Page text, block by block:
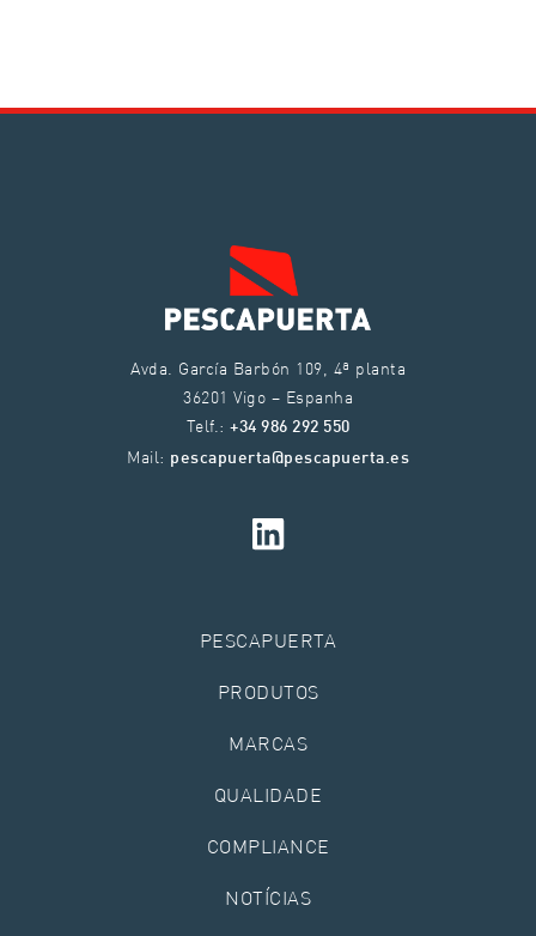
Avda. García Barbón 109, 4ª planta
36201 Vigo – Espanha
Telf.: +34 986 292 550
Mail: pescapuerta@pescapuerta.es
PESCAPUERTA
PRODUTOS
MARCAS
QUALIDADE
COMPLIANCE
NOTÍCIAS